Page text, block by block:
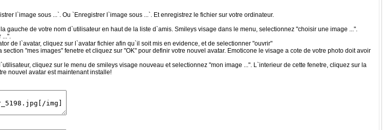
l`image sous ...`. Ou `Enregistrer l`image sous ...`. Et enregistrez le fichier sur votre ordinateur.
gauche de votre nom d`utilisateur en haut de la liste d`amis. Smileys visage dans le menu, selectionnez "choisir une image ...".
...".
de l`avatar, cliquez sur l`avatar fichier afin qu`il soit mis en evidence, et de selectionner "ouvrir"
"mes images" fenetre et cliquez sur "OK" pour definir votre nouvel avatar. Emoticone le visage a cote de votre photo doit avoir
cliquez sur le menu de smileys visage nouveau et selectionnez "mon image ...". L`interieur de cette fenetre, cliquez sur la
nouvel avatar est maintenant installe!